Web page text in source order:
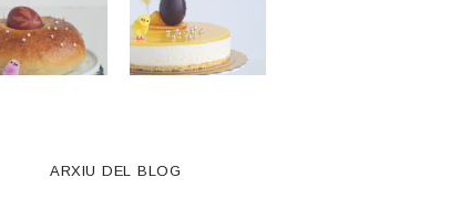
ARXIU DEL BLOG